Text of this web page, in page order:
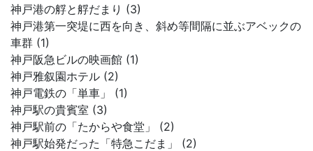
神戸港の艀と艀だまり (3)
神戸港第一突堤に西を向き、斜め等間隔に並ぶアベックの
車群 (1)
神戸阪急ビルの映画館 (1)
神戸雅叙園ホテル (2)
神戸電鉄の「単車」 (1)
神戸駅の貴賓室 (3)
神戸駅前の「たからや食堂」 (2)
神戸駅始発だった「特急こだま」 (2)